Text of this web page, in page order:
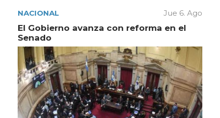
NACIONAL Jue 6. Ago
El Gobierno avanza con reforma en el
Senado